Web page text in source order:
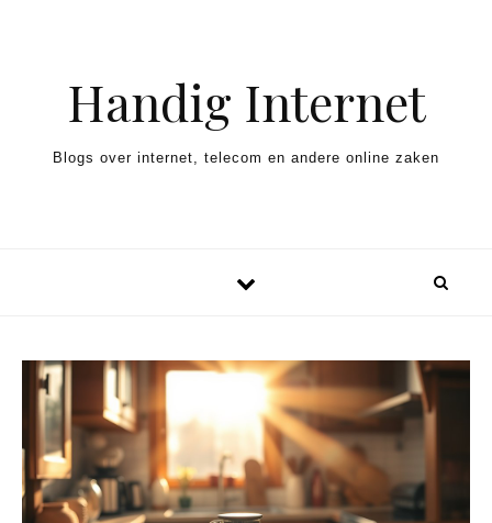
Handig Internet
Blogs over internet, telecom en andere online zaken